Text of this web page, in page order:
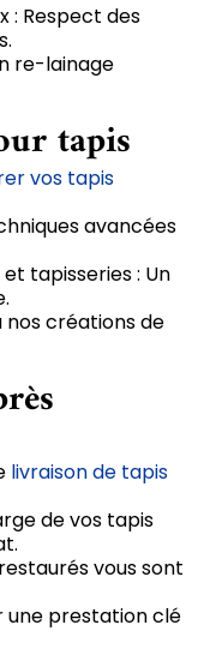
: Respect des
re-lainage
tapis
vos tapis
avancées
tapisseries : Un
créations de
livraison de tapis
de vos tapis
vous sont
une prestation clé